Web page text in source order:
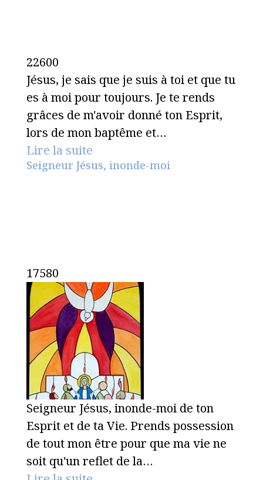
22600
Jésus, je sais que je suis à toi et que tu
es à moi pour toujours. Je te rends
grâces de m'avoir donné ton Esprit,
lors de mon baptême et…
Lire la suite
Seigneur Jésus, inonde-moi
17580
Seigneur Jésus, inonde-moi de ton
Esprit et de ta Vie. Prends possession
de tout mon être pour que ma vie ne
soit qu'un reflet de la…